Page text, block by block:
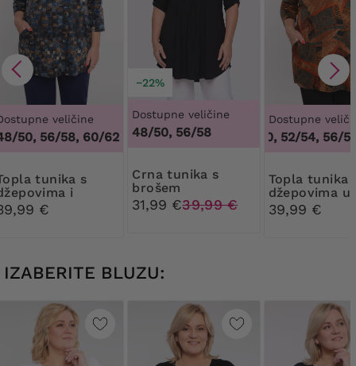
veličine
50, 56/58, 60/62
s
i
€
−22%
Dostupne veličine
48/50, 56/58
Crna tunika s
brošem
31,99 €39,99 €
Dostupne
48/50, 52/54, 56/
Topla tunika s
džepovima u
orijentalnim
uzorcima
39,99 €
IZABERITE BLUZU: